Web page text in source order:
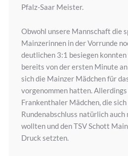
Pfalz-Saar Meister.
Obwohl unsere Mannschaft die
Mainzerinnen in der Vorrunde
deutlichen 3:1 besiegen konnten
bereits von der ersten Minute an
sich die Mainzer Mädchen für
vorgenommen hatten.
Frankenthaler Mädchen, die
Rundenabschluss natürlich auch
wollten und den TSV Schott
Druck setzten.